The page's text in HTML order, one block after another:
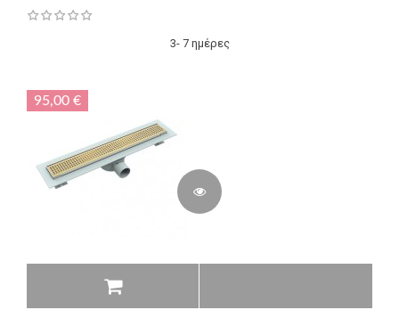
3- 7 ημέρες
95,00 €